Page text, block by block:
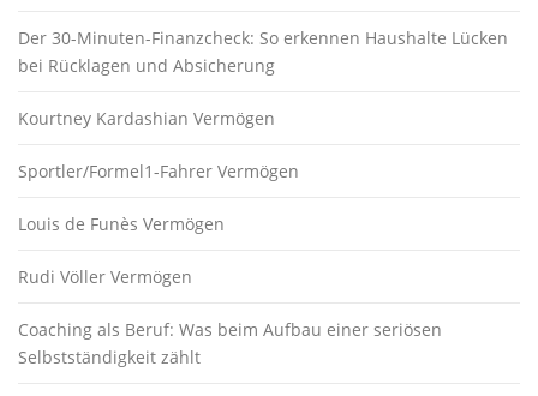
Der 30-Minuten-Finanzcheck: So erkennen Haushalte Lücken
bei Rücklagen und Absicherung
Kourtney Kardashian Vermögen
Sportler/Formel1-Fahrer Vermögen
Louis de Funès Vermögen
Rudi Völler Vermögen
Coaching als Beruf: Was beim Aufbau einer seriösen
Selbstständigkeit zählt